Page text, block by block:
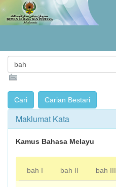
Maklumat Kata
Kamus Bahasa Melayu
bah I bah II bah III